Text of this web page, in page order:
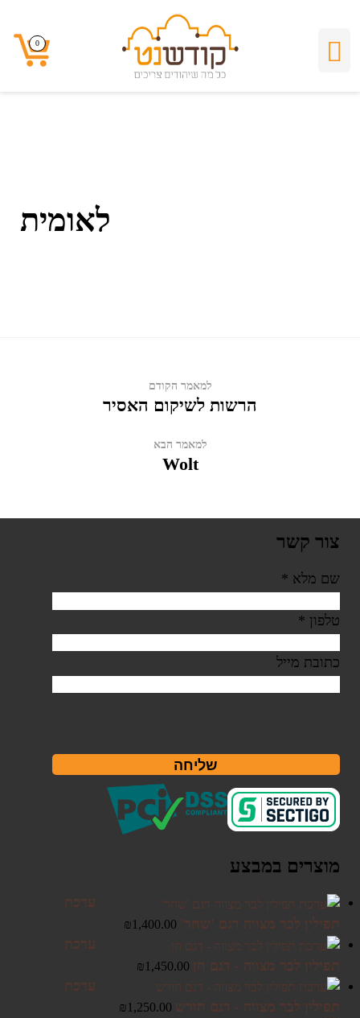
0 לאומית
לאומית
למאמר הקודם
הרשות לשיקום האסיר
למאמר הבא
Wolt
צור קשר
שם מלא *
טלפון *
כתובת מייל
שליחה
מוצרים במבצע
ערכת
תפילין לבר מצווה דגם 'שחר'
₪1,400.00
ערכת
תפילין לבר מצווה - דגם חן
₪1,450.00
ערכת
תפילין לבר מצווה - דגם חורש
₪1,250.00
0